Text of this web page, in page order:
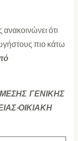
ότι
πιο κάτω
ΓΕΝΙΚΗΣ
ΟΙΚΙΑΚΗ